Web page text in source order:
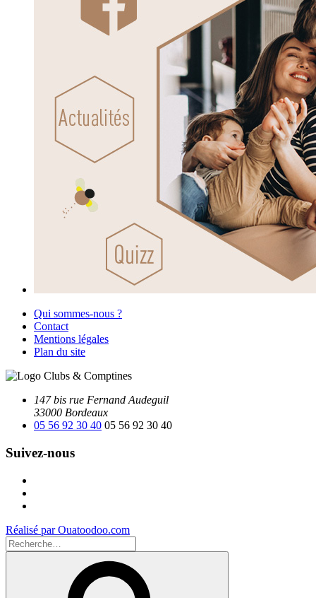
Qui sommes-nous ?
Contact
Mentions légales
Plan du site
147 bis rue Fernand Audeguil
33000 Bordeaux
05 56 92 30 40 05 56 92 30 40
Suivez-nous
Réalisé par Ouatoodoo.com
Recherche
pour